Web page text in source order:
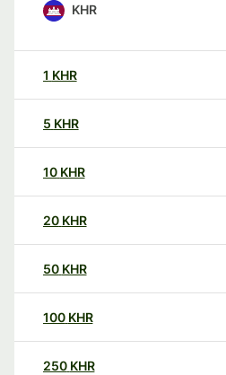
KHR
1 KHR
5 KHR
10 KHR
20 KHR
50 KHR
100 KHR
250 KHR